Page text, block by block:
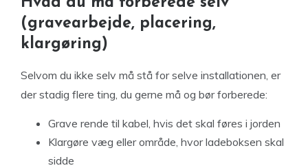
(gravearbejde, placering,
klargøring)
Selvom du ikke selv må stå for selve installationen, er
der stadig flere ting, du gerne må og bør forberede:
Grave rende til kabel, hvis det skal føres i jorden
Klargøre væg eller område, hvor ladeboksen skal
sidde